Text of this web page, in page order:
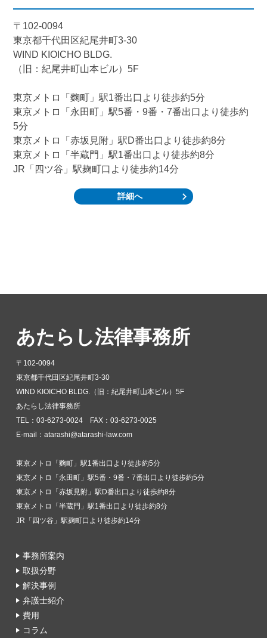
〒102-0094
東京都千代田区紀尾井町3-30
WIND KIOICHO BLDG.
（旧：紀尾井町山本ビル）5F
東京メトロ「麴町」駅1番出口より徒歩約5分
東京メトロ「永田町」駅5番・9番・7番出口より徒歩約
5分
東京メトロ「赤坂見附」駅D番出口より徒歩約8分
東京メトロ「半蔵門」駅1番出口より徒歩約8分
JR「四ツ谷」駅麹町口より徒歩約14分
詳細へ
あたらし法律事務所
〒102-0094
東京都千代田区紀尾井町3-30
WIND KIOICHO BLDG.（旧：紀尾井町山本ビル）5F
あたらし法律事務所
TEL：03-6273-0024 FAX：03-6273-0025
E-mail：atarashi@atarashi-law.com
東京メトロ「麴町」駅1番出口より徒歩約5分
東京メトロ「永田町」駅5番・9番・7番出口より徒歩約5分
東京メトロ「赤坂見附」駅D番出口より徒歩約8分
東京メトロ「半蔵門」駅1番出口より徒歩約8分
JR「四ツ谷」駅麹町口より徒歩約14分
事務所案内
取扱分野
解決事例
弁護士紹介
費用
コラム